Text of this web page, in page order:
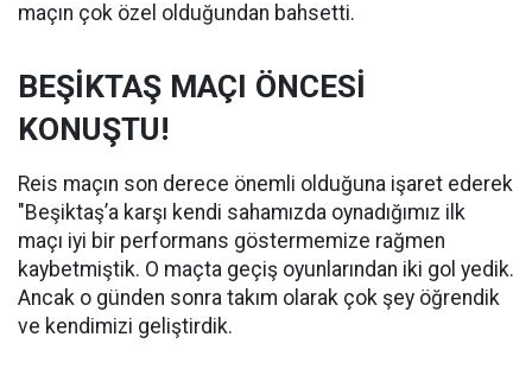
maçın çok özel olduğundan bahsetti.
BEŞİKTAŞ MAÇI ÖNCESİ
KONUŞTU!
Reis maçın son derece önemli olduğuna işaret ederek
"Beşiktaş’a karşı kendi sahamızda oynadığımız ilk
maçı iyi bir performans göstermemize rağmen
kaybetmiştik. O maçta geçiş oyunlarından iki gol yedik.
Ancak o günden sonra takım olarak çok şey öğrendik
ve kendimizi geliştirdik.